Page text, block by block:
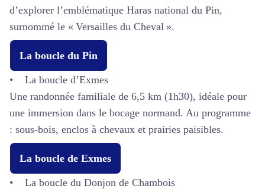
d’explorer l’emblématique Haras national du Pin,
surnommé le « Versailles du Cheval ».
La boucle du Pin
• La boucle d’Exmes
Une randonnée familiale de 6,5 km (1h30), idéale pour
une immersion dans le bocage normand. Au programme
: sous-bois, enclos à chevaux et prairies paisibles.
La boucle de Exmes
• La boucle du Donjon de Chambois